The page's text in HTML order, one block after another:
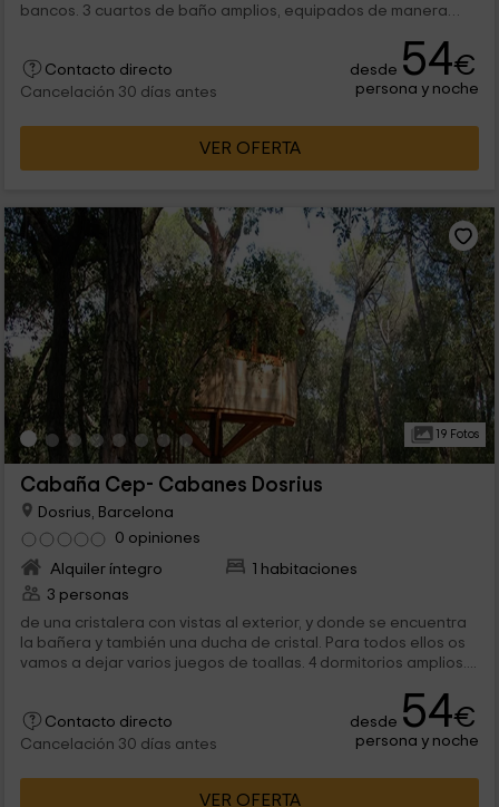
bancos. 3 cuartos de baño amplios, equipados de manera
Contacto directo
Cancelación 30 días antes
desde 54€
persona y noche
VER OFERTA
19 Fotos
Cabaña Cep- Cabanes Dosrius
Dosrius, Barcelona
0 opiniones
Alquiler íntegro
1 habitaciones
3 personas
de una cristalera con vistas al exterior, y donde se encuentra
la bañera y también una ducha de cristal. Para todos ellos os
vamos a dejar varios juegos de toallas. 4 dormitorios amplios....
Contacto directo
Cancelación 30 días antes
desde 54€
persona y noche
VER OFERTA